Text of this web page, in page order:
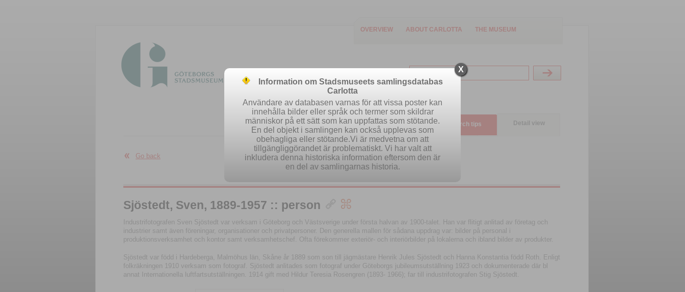
OVERVIEW ABOUT CARLOTTA THE MUSEUM
Easy search Advanced search Search tips Detail view
Go back
Sjöstedt, Sven, 1889-1957 :: person
Industrifotografen Sven Sjöstedt var verksam i Göteborg och Västsverige under första halvan av 1900-talet. Han var flitigt anlitad av företag och
industrier samt även föreningar, organisationer och privatpersoner. Den generella mallen för sådana uppdrag var: bilder på personal i
produktionsverksamhet och kontor samt verksamhetschef. Ofta förekommer exteriör- och interiörbilder på lokalerna och ibland bilder av produkter.
Sjöstedt var född i Hardeberga, Malmöhus län, Skåne år 1889 som son till jägmästare Henrik Jules Sjöstedt och Hanna Konstantia född Roth. Enligt
folkräkningen 1910 verksam som fotograf. Sjöstedt anlitades som fotograf under Göteborgs jubileumsutställning 1923 och dokumenterade där bl
annat Internationella luftfartsutställningen. 1914 gift med Hildur Teresia Rosengren (1893- 1966); far till industrifotografen Stig Sjöstedt.
X
Information om Stadsmuseets samlingsdatabas
Carlotta
Användare av databasen varnas för att vissa poster kan
innehålla bilder eller språk och termer som skildrar
människor på ett sätt som kan uppfattas som stötande.
En del objekt i samlingen kan också upplevas som
obehagliga eller stötande.Vi är medvetna om att
tillgängliggörandet är problematiskt. Vi har valt att
inkludera denna historiska information eftersom den är
en del av samlingarnas historia.